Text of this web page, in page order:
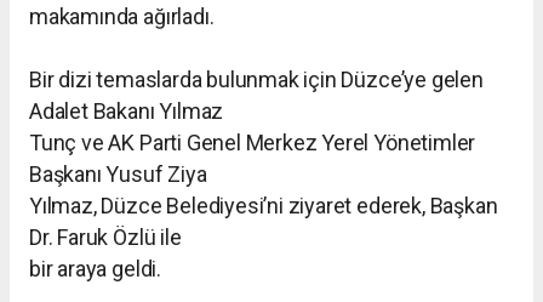
makamında ağırladı.
Bir dizi temaslarda bulunmak için Düzce’ye gelen
Adalet Bakanı Yılmaz
Tunç ve AK Parti Genel Merkez Yerel Yönetimler
Başkanı Yusuf Ziya
Yılmaz, Düzce Belediyesi’ni ziyaret ederek, Başkan
Dr. Faruk Özlü ile
bir araya geldi.